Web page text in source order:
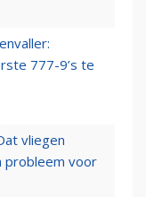
777-9’s te
vliegen
probleem voor